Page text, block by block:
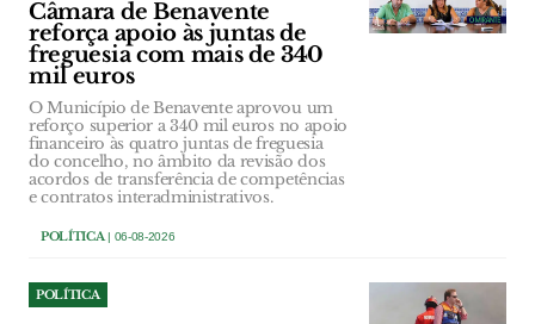
Câmara de Benavente
reforça apoio às juntas de
freguesia com mais de 340
mil euros
O Município de Benavente aprovou um
reforço superior a 340 mil euros no apoio
financeiro às quatro juntas de freguesia
do concelho, no âmbito da revisão dos
acordos de transferência de competências
e contratos interadministrativos.
POLÍTICA| 06-08-2026
POLÍTICA